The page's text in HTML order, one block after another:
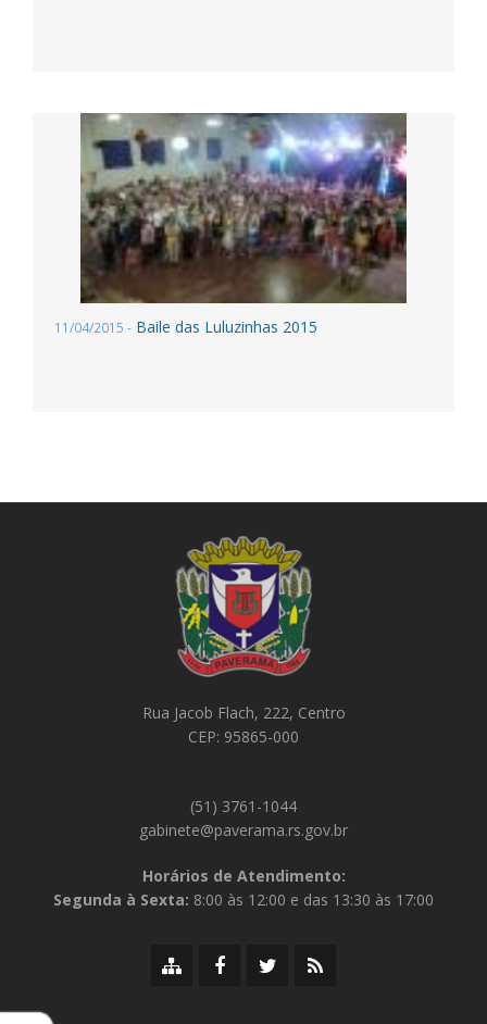
11/04/2015 - Baile das Luluzinhas 2015
Rua Jacob Flach, 222, Centro
CEP: 95865-000
(51) 3761-1044
gabinete@paverama.rs.gov.br
Horários de Atendimento:
Segunda à Sexta: 8:00 às 12:00 e das 13:30 às 17:00
MapaFacebookTwitter/X
RSS